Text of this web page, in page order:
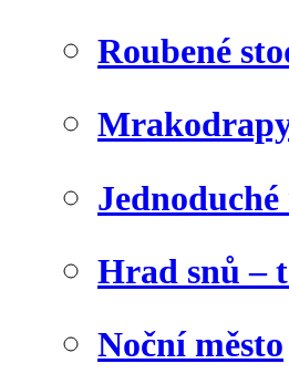
Roubené
Hrad snů –
Noční město